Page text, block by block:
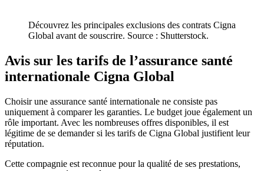
Découvrez les principales exclusions des contrats Cigna
Global avant de souscrire. Source : Shutterstock.
Avis sur les tarifs de l’assurance santé
internationale Cigna Global
Choisir une assurance santé internationale ne consiste pas
uniquement à comparer les garanties. Le budget joue également un
rôle important. Avec les nombreuses offres disponibles, il est
légitime de se demander si les tarifs de Cigna Global justifient leur
réputation.
Cette compagnie est reconnue pour la qualité de ses prestations,